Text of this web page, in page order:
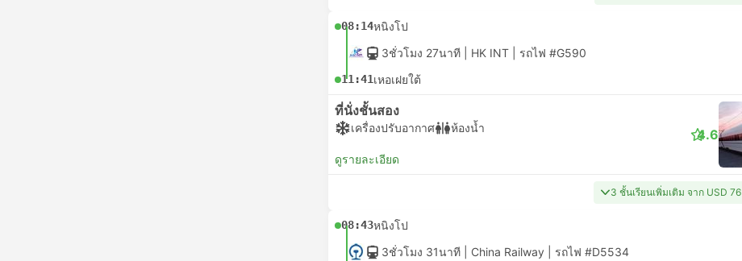
08:14หนิงโป
3ชั่วโมง 27นาที | HK INT รถไฟ #G590
11:41เหอเฝยใต้
ที่นั่งชั้นสอง
เครื่องปรับอากาศ ห้องน้ำ
ดูรายละเอียด
4.6
3 ชั้นเรียนเพิ่มเติม จาก USD 76
08:43หนิงโป
3ชั่วโมง 31นาที | China Railway รถไฟ #D5534